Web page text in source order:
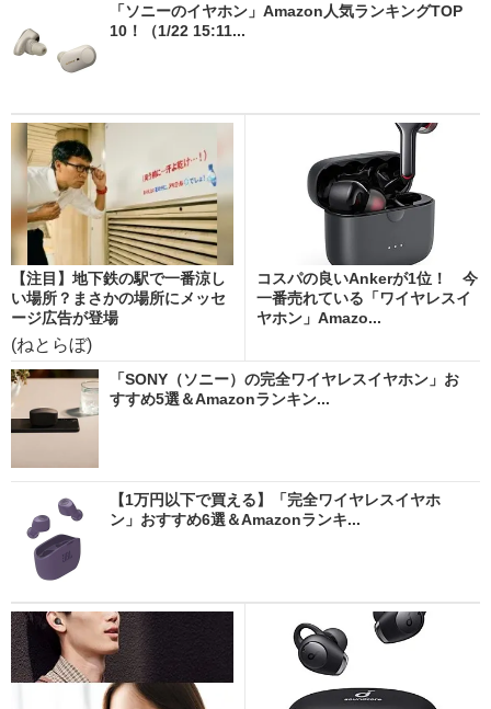
「ソニーのイヤホン」Amazon人気ランキングTOP
10！（1/22 15:11...
【注目】地下鉄の駅で一番涼し
い場所？まさかの場所にメッセ
ージ広告が登場
(ねとらぼ)
コスパの良いAnkerが1位！ 今
一番売れている「ワイヤレスイ
ヤホン」Amazo...
「SONY（ソニー）の完全ワイヤレスイヤホン」お
すすめ5選＆Amazonランキン...
【1万円以下で買える】「完全ワイヤレスイヤホ
ン」おすすめ6選＆Amazonランキ...